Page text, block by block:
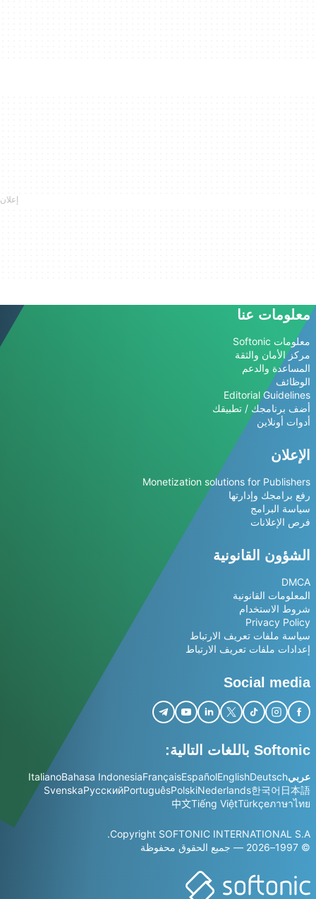
معلومات عنا
معلومات Softonic
مركز الأمان والثقة
المساعدة والدعم
الوظائف
Editorial Guidelines
أضف برنامجك / تطبيقك
أدوات أونلاين
الإعلان
Monetization solutions for Publishers
رفع برامجك وإدارتها
سياسة البرامج
فرص الإعلانات
الشؤون القانونية
DMCA
المعلومات القانونية
شروط الاستخدام
Privacy Policy
سياسة ملفات تعريف الارتباط
إعدادات ملفات تعريف الارتباط
Social media
Softonic باللغات التالية:
عربيDeutsch
English
Español
Français
Bahasa Indonesia
Italiano
日本語
한국어
Nederlands
Polski
Português
Русский
Svenska
ภาษาไทย
Türkçe
Tiếng Việt
中文
Copyright SOFTONIC INTERNATIONAL S.A.
© 1997–2026 — جميع الحقوق محفوظة